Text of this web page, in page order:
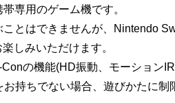
専用のゲーム機です。
とはできませんが、Nintendo
しみいただけます。
の機能(HD振動、モーション
持ちでない場合、遊びかたに制